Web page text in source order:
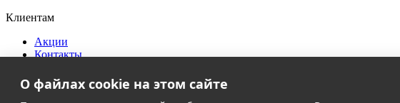
Клиентам
Акции
Контакты
О компании
Политика в области персональных данных
О файлах cookie на этом сайте